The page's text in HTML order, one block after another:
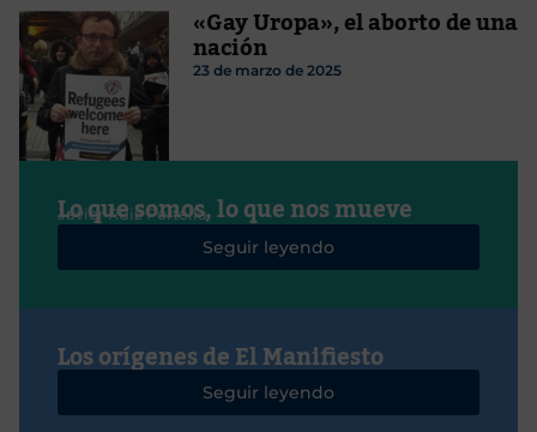
«Gay Uropa», el aborto de una
nación
23 de marzo de 2025
Lo que somos, lo que nos mueve
Javier Ruiz Portella
Seguir leyendo
Los orígenes de El Manifiesto
Seguir leyendo